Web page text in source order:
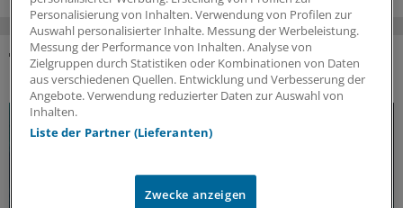
DAS KÖNNTE SIE AUCH INTERESSIEREN
Personalisierung von Inhalten. Verwendung von Profilen zur
Auswahl personalisierter Inhalte. Messung der Werbeleistung.
Messung der Performance von Inhalten. Analyse von
Zielgruppen durch Statistiken oder Kombinationen von Daten
aus verschiedenen Quellen. Entwicklung und Verbesserung der
Angebote. Verwendung reduzierter Daten zur Auswahl von
Inhalten.
Liste der Partner (Lieferanten)
Zwecke anzeigen